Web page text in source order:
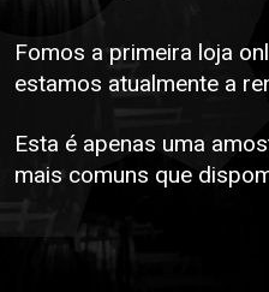
Fomos a primeira loja
estamos atualmente a
Esta é apenas uma
mais comuns que